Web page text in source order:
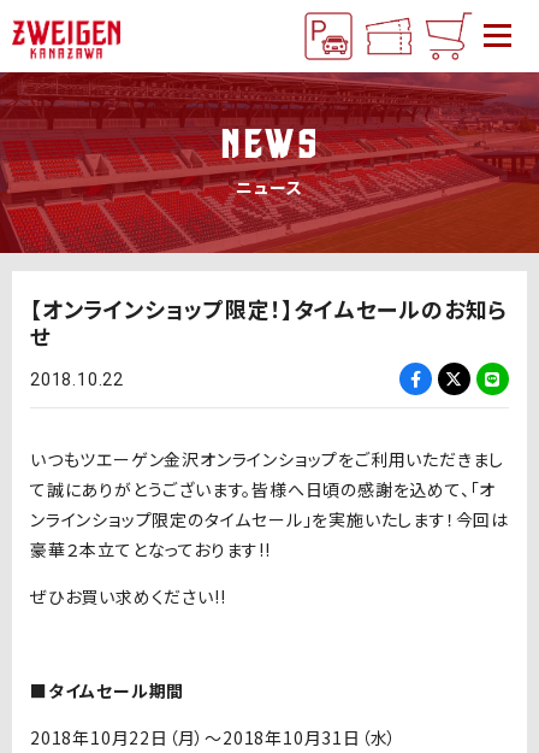
NEWS
ニュース
【オンラインショップ限定！】タイムセールのお知ら
せ
2018.10.22
いつもツエーゲン金沢オンラインショップをご利用いただきまし
て誠にありがとうございます。皆様へ日頃の感謝を込めて、「オ
ンラインショップ限定のタイムセール」を実施いたします！今回は
豪華２本立てとなっております!!
ぜひお買い求めください!!
■タイムセール期間
2018年10月22日（月）〜2018年10月31日（水）